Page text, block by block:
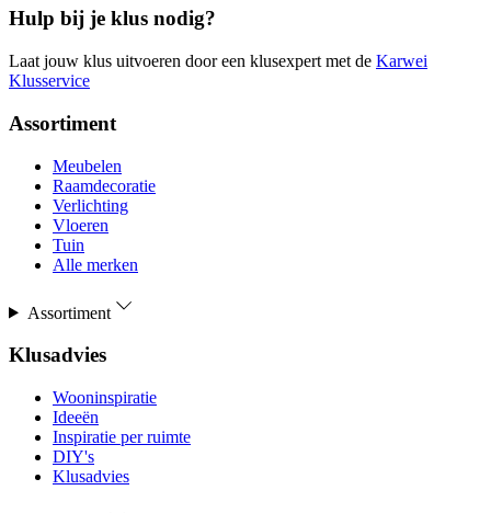
Hulp bij je klus nodig?
Laat jouw klus uitvoeren door een klusexpert met de Karwei
Klusservice
Assortiment
Meubelen
Raamdecoratie
Verlichting
Vloeren
Tuin
Alle merken
Assortiment
Klusadvies
Wooninspiratie
Ideeën
Inspiratie per ruimte
DIY's
Klusadvies